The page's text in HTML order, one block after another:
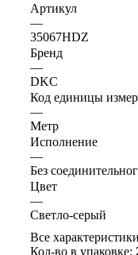
Артикул
—
35067HDZ
Бренд
—
DKC
Код единицы
—
Метр
Исполнение
—
Без
Цвет
—
Светло-серый
Все характеристики
Кол-во в упаковке: